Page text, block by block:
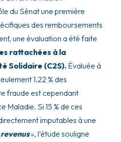
du Sénat une première
des remboursements
une évaluation a été faite
rattachées à la
Solidaire (C2S). Évaluée à
1.22 % des
fraude est cependant
Maladie. Si 15 % de ces
imputables à une
», l’étude souligne